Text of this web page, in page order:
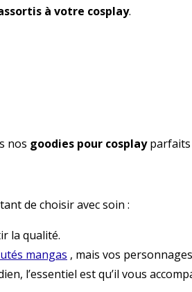
à votre cosplay.
nos goodies pour cosplayparfaits
de choisir avec soin :
la qualité.
mangas , mais vos
l’essentiel est qu’il vous